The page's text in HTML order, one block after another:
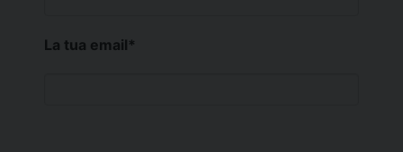
La tua email*